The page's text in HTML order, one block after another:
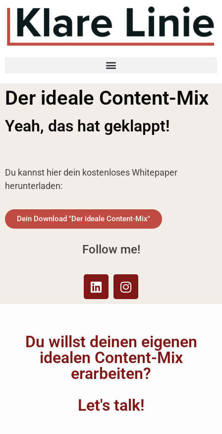
Der ideale Content-Mix
Yeah, das hat geklappt!
Du kannst hier dein kostenloses Whitepaper
herunterladen:
Dein Download "Der ideale Content-Mix"
Follow me!
Du willst deinen eigenen
idealen Content-Mix
erarbeiten?
Let's talk!